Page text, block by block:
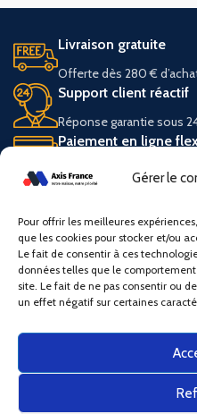
Gérer le
Pour offrir les meilleures
que les cookies pour stocker et/ou
Le fait de consentir à ces
données telles que le
site. Le fait de ne pas consentir ou
un effet négatif sur certaines
Livraison gratuite
Offerte dès 280 €
Support client réactif
Réponse garantie sous
Paiement en ligne
Carte bancaire ou
Expédition express
Option premium sous
SERVICE CLIENT
CATÉGORIES